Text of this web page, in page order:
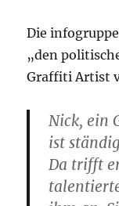
Die
„den
Graffiti Artist
Nick, ein
ist
Da trifft